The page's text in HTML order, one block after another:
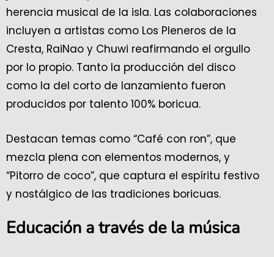
herencia musical de la isla. Las colaboraciones
incluyen a artistas como Los Pleneros de la
Cresta, RaiNao y Chuwi reafirmando el orgullo
por lo propio. Tanto la producción del disco
como la del corto de lanzamiento fueron
producidos por talento 100% boricua.
Destacan temas como “Café con ron”, que
mezcla plena con elementos modernos, y
“Pitorro de coco”, que captura el espíritu festivo
y nostálgico de las tradiciones boricuas.
Educación a través de la música